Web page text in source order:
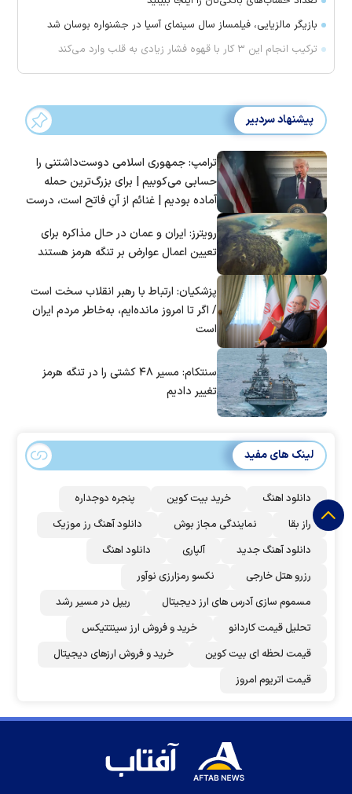
بازیگر مالزیایی، فیلمساز سال سینمای آسیا در جشنواره بوسان شد
ترکیب انجام این ۳ کار با قهوه فشار زیادی به قلب وارد می‌کند
پیشنهاد سردبیر
ترامپ: جمهوری اسلامی دوست‌داشتنی را
حسابی می‌کوبیم | برای بزرگ‌ترین حمله
آماده بودیم | غنائم از آنِ فاتح است، درست
رویترز: ایران و عمان در حال مذاکره برای
تعیین اعمال عوارض بر تنگه هرمز هستند
پزشکیان: ارتباط با رهبر انقلاب سخت است
/ اگر تا امروز مانده‌ایم، به‌خاطر مردم ایران
است
سنتکام: مسیر ۴۸ کشتی را در تنگه هرمز
تغییر دادیم
لینک های مفید
دانلود اهنگ خرید بیت کوین
پنجره دوجداره
راز بقا
نمایندگی مجاز بوش
دانلود آهنگ رز‌ موزیک
دانلود آهنگ جدید
آلپاری
دانلود اهنگ
رزرو هتل خارجی
نکسو رمزارزی نوآور
مسموم سازی آدرس های ارز دیجیتال
ریپل در مسیر رشد
تحلیل قیمت کاردانو
خرید و فروش ارز سینتتیکس
قیمت لحظه ای بیت کوین
خرید و فروش ارزهای دیجیتال
قیمت اتریوم امروز